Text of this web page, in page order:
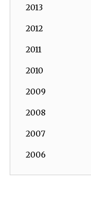
2013
2012
2011
2010
2009
2008
2007
2006